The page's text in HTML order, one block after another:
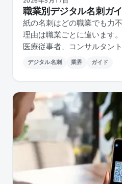
職業別デジタル名刺ガ
紙の名刺はどの職業でも力
理由は職業ごとに違います
医療従事者、コンサルタン
載せ、アプリの何を見極め
デジタル名刺 業界 ガイド